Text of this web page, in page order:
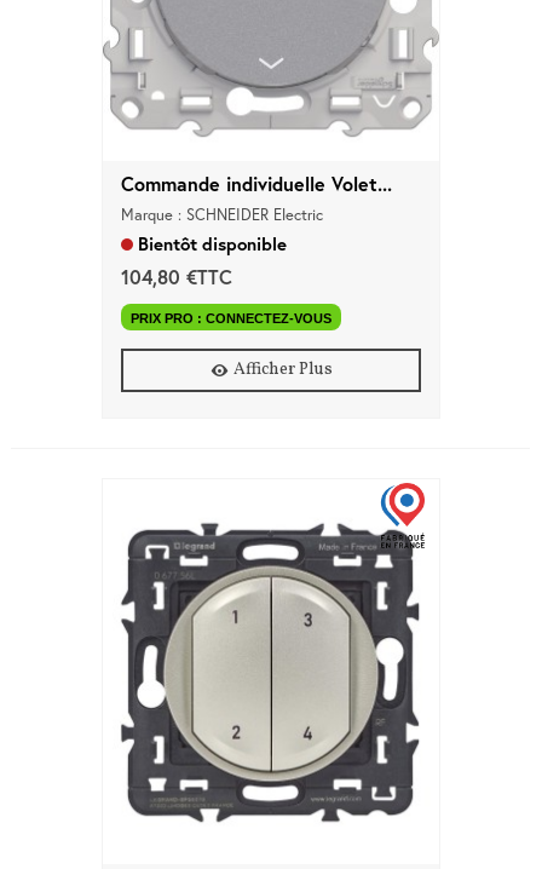
Commande individuelle Volet...
Marque : SCHNEIDER Electric
Bientôt disponible
104,80 €TTC
PRIX PRO : CONNECTEZ-VOUS
Afficher Plus